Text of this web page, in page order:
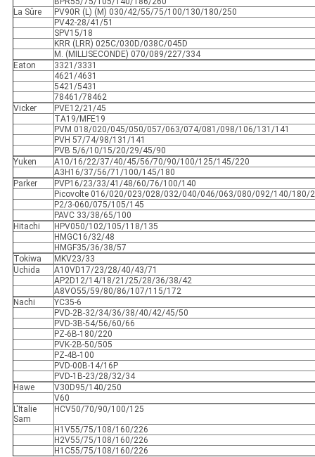
La Sûre
PV90R (L) (M) 030/42/55/75/100/130/180/250
PV42-28/41/51
SPV15/18
KRR (LRR) 025C/030D/038C/045D
M. (MILLISECONDE) 070/089/227/334
Eaton
3321/3331
4621/4631
5421/5431
78461/78462
Vicker
PVE12/21/45
TA19/MFE19
PVM 018/020/045/050/057/063/074/081/098/106/131/141
PVH 57/74/98/131/141
PVB 5/6/10/15/20/29/45/90
Yuken
A10/16/22/37/40/45/56/70/90/100/125/145/220
A3H16/37/56/71/100/145/180
Parker
PVP16/23/33/41/48/60/76/100/140
Picovolte 016/020/023/028/032/040/046/063/080/092/140/180/
P2/3-060/075/105/145
PAVC 33/38/65/100
Hitachi
HPV050/102/105/118/135
HMGC16/32/48
HMGF35/36/38/57
Tokiwa
MKV23/33
Uchida
A10VD17/23/28/40/43/71
AP2D12/14/18/21/25/28/36/38/42
A8VO55/59/80/86/107/115/172
Nachi
YC35-6
PVD-2B-32/34/36/38/40/42/45/50
PVD-3B-54/56/60/66
PZ-6B-180/220
PVK-2B-50/505
PZ-4B-100
PVD-00B-14/16P
PVD-1B-23/28/32/34
Hawe
V30D95/140/250
V60
L'Italie
Sam
HCV50/70/90/100/125
H1V55/75/108/160/226
H2V55/75/108/160/226
H1C55/75/108/160/226